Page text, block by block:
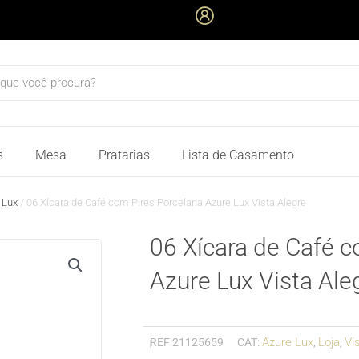
Mesa Pratarias Lista de Casamento
/ 06 Xícara de Café com Pires Porcelana Azure Lux Vista Alegre
06 Xícara de Café
Azure Lux Vista
REF 21125659 CAT:Azure Lux, Loja,